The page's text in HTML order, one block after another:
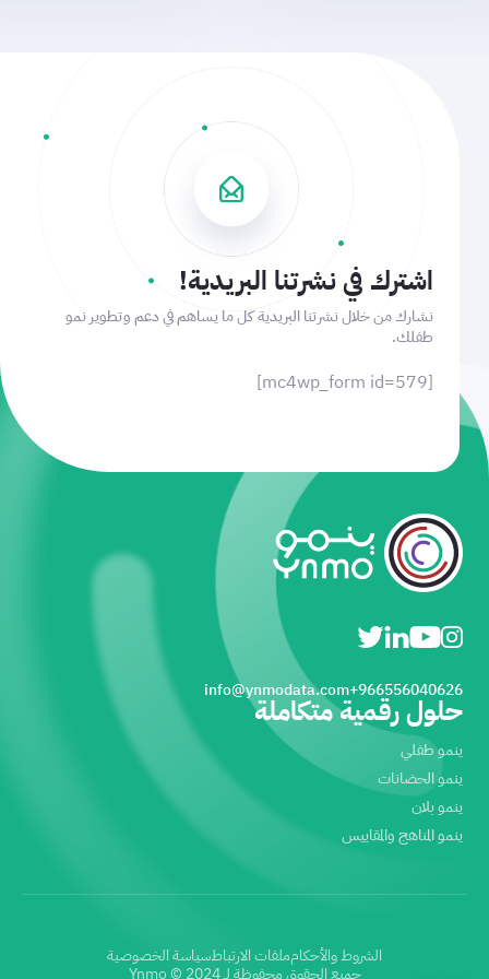
اشترك في نشرتنا البريدية!
نشارك من خلال نشرتنا البريدية كل ما يساهم في دعم وتطوير نمو
طفلك.
[mc4wp_form id=579]
966556040626+
info@ynmodata.com
حلول رقمية متكاملة
ينمو طفلي
ينمو الحضانات
ينمو بلان
ينمو المناهج والمقاييس
جميع الحقوق محفوظة لـ Ynmo © 2024
الشروط والأحكامملفات الارتباطسياسة الخصوصية